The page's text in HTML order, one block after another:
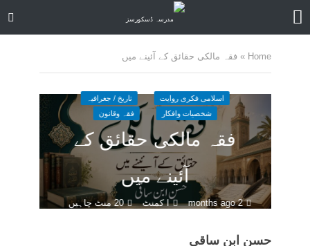
Home
»فقہ مالکی حقائق کے آئینے میں
اسلامی فکری روایت
تاریخ / جغرافیہ
شخصیات وافکار
فقہ وقانون
فقہ مالکی حقائق کے
آئینے میں
2 months ago ا کمنٹ 20 منٹ چاہیں
حسن ابن ساقی